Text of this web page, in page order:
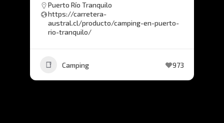
Puerto Río Tranquilo
https://carretera-
austral.cl/producto/camping-en-puerto-
rio-tranquilo/
Camping 973